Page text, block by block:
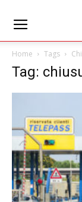
Home Tags
Tag: